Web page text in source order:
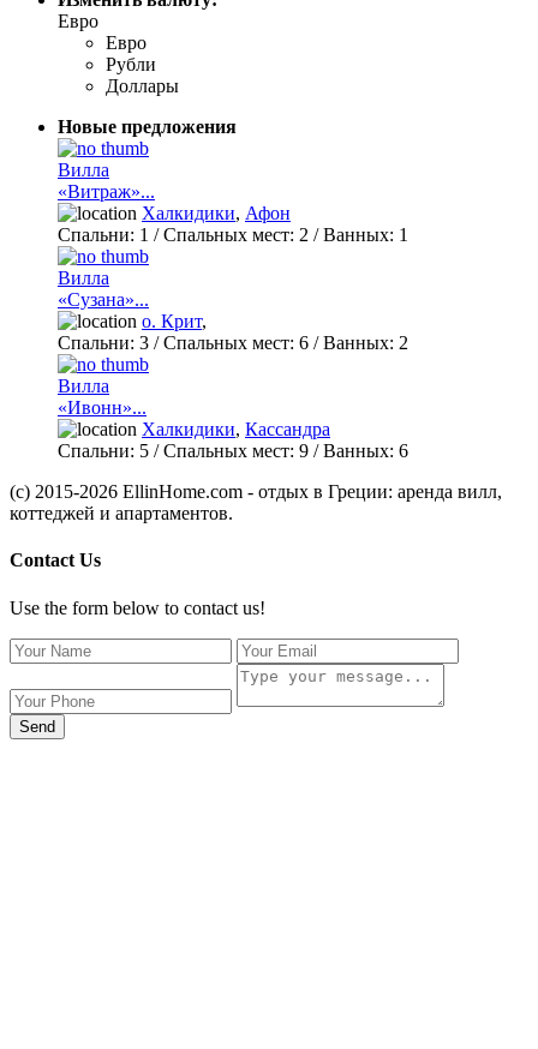
Евро
Евро
Рубли
Доллары
Новые предложения
Вилла
«Витраж»...
Халкидики, Афон
Спальни: 1 / Спальных мест: 2 /Ванных: 1
Вилла
«Сузана»...
о. Крит,
Спальни: 3 / Спальных мест: 6 /Ванных: 2
Вилла
«Ивонн»...
Халкидики, Кассандра
Спальни: 5 / Спальных мест: 9 /Ванных: 6
(c) 2015-2026 EllinHome.com - отдых в Греции: аренда вилл,
коттеджей и апартаментов.
Contact Us
Use the form below to contact us!
Send